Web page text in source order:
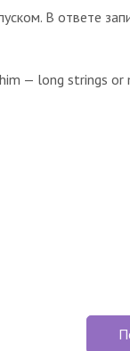
В ответе
— long strings or